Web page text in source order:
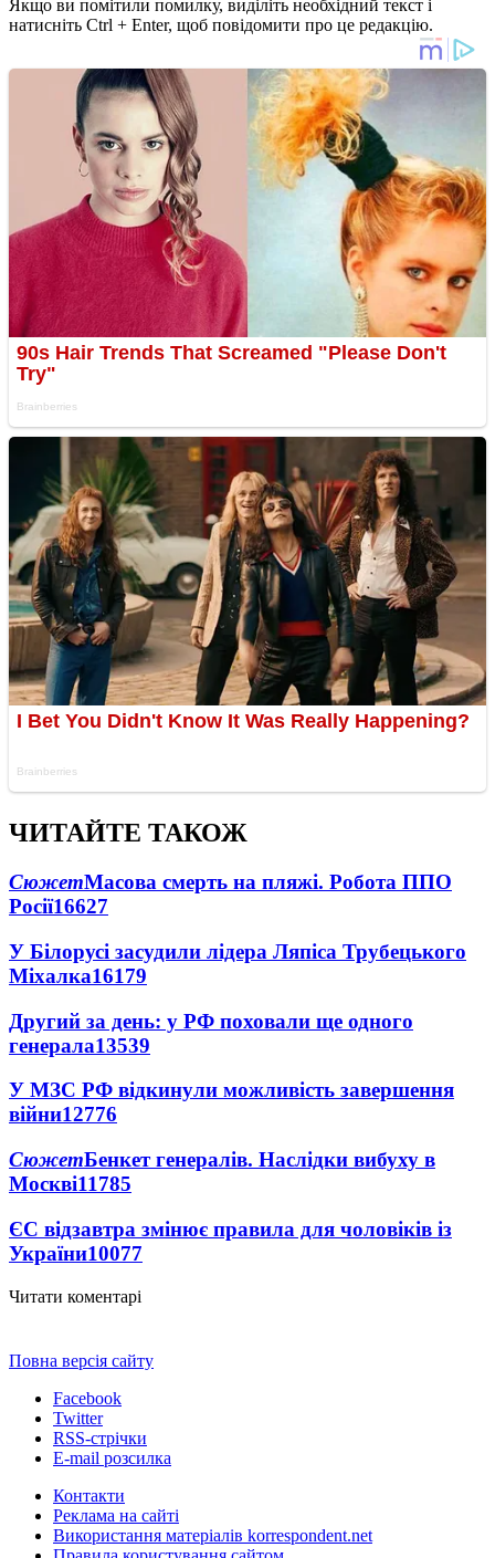
Якщо ви помітили помилку, виділіть необхідний текст і
натисніть Ctrl + Enter, щоб повідомити про це редакцію.
ЧИТАЙТЕ ТАКОЖ
СюжетМасова смерть на пляжі. Робота ППО
Росії16627
У Білорусі засудили лідера Ляпіса Трубецького
Міхалка16179
Другий за день: у РФ поховали ще одного
генерала13539
У МЗС РФ відкинули можливість завершення
війни12776
СюжетБенкет генералів. Наслідки вибуху в
Москві11785
ЄС відзавтра змінює правила для чоловіків із
України10077
Читати коментарі
Повна версія сайту
Facebook
Twitter
RSS-стрічки
E-mail розсилка
Контакти
Реклама на сайті
Використання матеріалів korrespondent.net